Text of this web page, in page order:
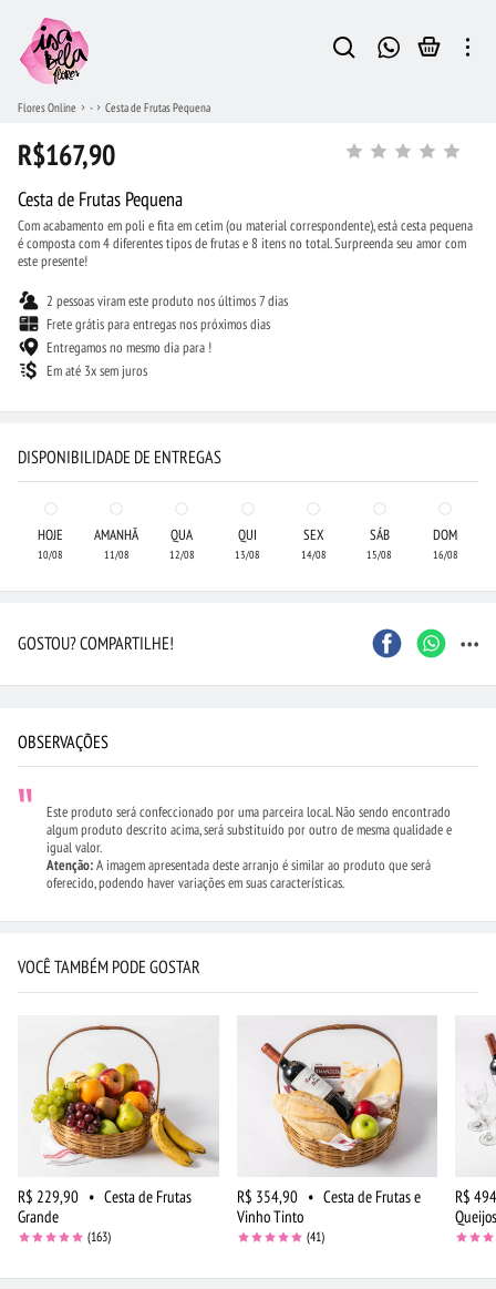
Flores Online - Cesta de Frutas Pequena
R$167,90
Cesta de Frutas Pequena
Com acabamento em poli e fita em cetim (ou material correspondente), está cesta pequena
é composta com 4 diferentes tipos de frutas e 8 itens no total. Surpreenda seu amor com
este presente!
2 pessoas viram este produto nos últimos 7 dias
Frete grátis para entregas nos próximos dias
Entregamos no mesmo dia para !
Em até 3x sem juros
DISPONIBILIDADE DE ENTREGAS
HOJE
10/08
AMANHÃ
11/08
QUA
12/08
QUI
13/08
SEX
14/08
SÁB
15/08
DOM
16/08
GOSTOU? COMPARTILHE! ...
OBSERVAÇÕES
Este produto será confeccionado por uma parceira local. Não sendo encontrado
algum produto descrito acima, será substituído por outro de mesma qualidade e
igual valor.
Atenção:A imagem apresentada deste arranjo é similar ao produto que será
oferecido, podendo haver variações em suas características.
VOCÊ TAMBÉM PODE GOSTAR
R$ 229,90 • Cesta de Frutas
Grande
(163)
R$ 354,90 • Cesta de Frutas e
Vinho Tinto
(41)
R$